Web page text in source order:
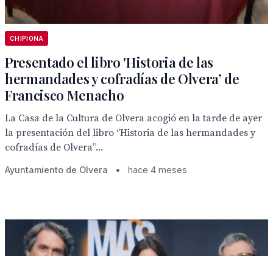
CHIPIONA
Presentado el libro 'Historia de las
hermandades y cofradías de Olvera’ de
Francisco Menacho
La Casa de la Cultura de Olvera acogió en la tarde de ayer
la presentación del libro ‘’Historia de las hermandades y
cofradías de Olvera”...
Ayuntamiento de Olvera • hace 4 meses